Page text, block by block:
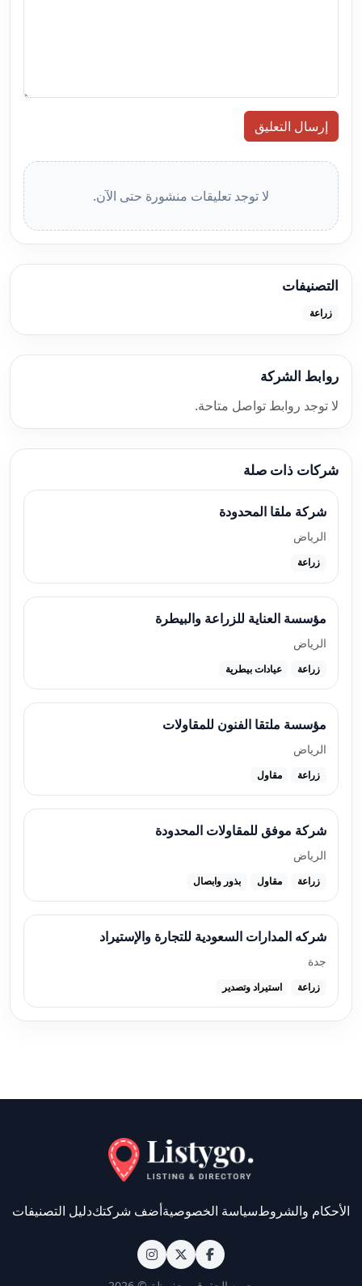
إرسال التعليق
لا توجد تعليقات منشورة حتى الآن.
التصنيفات
زراعة
روابط الشركة
لا توجد روابط تواصل متاحة.
شركات ذات صلة
شركة ملقا المحدودة
الرياض
زراعة
مؤسسة العناية للزراعة والبيطرة
الرياض
زراعة عيادات بيطرية
مؤسسة ملتقا الفنون للمقاولات
الرياض
زراعة مقاول
شركة موفق للمقاولات المحدودة
الرياض
زراعة مقاول بذور وابصال
شركه المدارات السعودية للتجارة والإستيراد
جدة
زراعة استيراد وتصدير
الأحكام والشروطسياسة الخصوصيةأضف شركتكدليل التصنيفات